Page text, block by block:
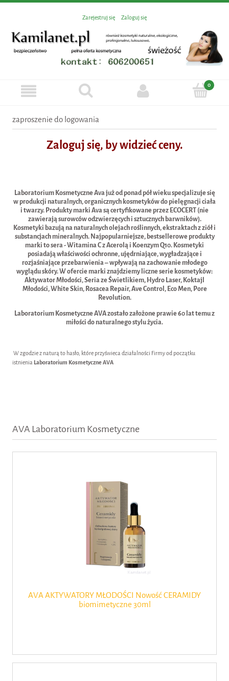
Zarejestruj się Zaloguj się
zaproszenie do logowania
Zaloguj się, by widzieć ceny.
Laboratorium Kosmetyczne Ava już od ponad pół wieku specjalizuje się
w produkcji naturalnych, organicznych kosmetyków do pielęgnacji ciała
i twarzy. Produkty marki Ava są certyfikowane przez ECOCERT (nie
zawierają surowców odzwierzęcych i sztucznych barwników).
Kosmetyki bazują na naturalnych olejach roślinnych, ekstraktach z ziół i
substancjach mineralnych. Najpopularniejsze, bestsellerowe produkty
marki to sera - Witamina C z Acerolą i Koenzym Q10. Kosmetyki
posiadają właściwości ochronne, ujędrniające, wygładzające i
rozjaśniające przebarwienia – wpływają na zachowanie młodego
wyglądu skóry. W ofercie marki znajdziemy liczne serie kosmetyków:
Aktywator Młodości, Seria ze Świetlikiem, Hydro Laser, Koktajl
Młodości, White Skin, Rosacea Repair, Ave Control, Eco Men, Pore
Revolution.
Laboratorium Kosmetyczne AVA zostało założone prawie 60 lat temu z
miłości do naturalnego stylu życia.
W zgodzie z naturą to hasło, które przyświeca działalności Firmy od początku
istnienia Laboratorium Kosmetyczne AVA
AVA Laboratorium Kosmetyczne
AVA AKTYWATORY MŁODOŚCI Nowość CERAMIDY
biomimetyczne 30ml